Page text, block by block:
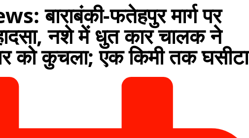
बाराबंकी-फतेहपुर मार्ग पर
नशे में धुत कार चालक ने
को कुचला; एक किमी तक घसीटा